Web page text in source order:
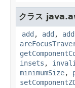
クラス
add , add , add
insets ,
minimumSize,